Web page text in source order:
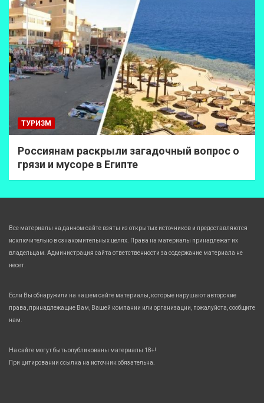
ТУРИЗМ
Россиянам раскрыли загадочный вопрос о
грязи и мусоре в Египте
Все материалы на данном сайте взяты из открытых источников и предоставляются
исключительно в ознакомительных целях. Права на материалы принадлежат их
владельцам. Администрация сайта ответственности за содержание материала не
несет.
Если Вы обнаружили на нашем сайте материалы, которые нарушают авторские
права, принадлежащие Вам, Вашей компании или организации, пожалуйста, сообщите
нам.
На сайте могут быть опубликованы материалы 18+!
При цитировании ссылка на источник обязательна.